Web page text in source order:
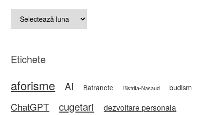
Arhive
Etichete
aforisme AI Batranete Bistrita-Nasaud budism
ChatGPT cugetari dezvoltare personala